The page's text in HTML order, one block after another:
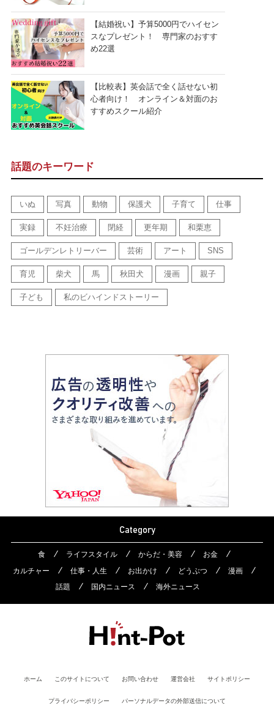
【結婚祝い】予算5000円でハイセン
スなプレゼント！ 専門家のおすす
め22選
【比較表】英会話で全く話せない初
心者向け！ オンライン＆対面のお
すすめスクール紹介
話題のキーワード
いぬ 写真 動物 保護犬 子育て 仕事
実録 不妊治療 閉経 更年期 和栗恵
ゴールデンレトリーバー 芸術 アート SNS
育児 柴犬 馬 秋田犬 漫画 親子
子ども 私のビハインドストーリー
Category
食 ライフスタイル からだ・美容
お金
カルチャー
仕事・人生 お出かけ どうぶつ
漫画
話題
国内ニュース 海外ニュース
ホーム このサイトについて お問い合わせ 運営会社 サイトポリシー
プライバシーポリシー パーソナルデータの外部送信について